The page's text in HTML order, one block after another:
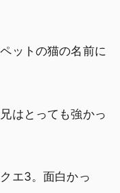
ットの猫の名前に
はとっても強かっ
エ3。面白かっ